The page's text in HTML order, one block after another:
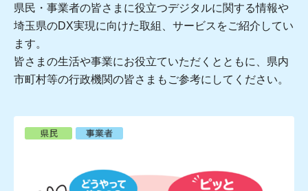
県民・事業者の皆さまに役立つデジタルに関する情報や
埼玉県のDX実現に向けた取組、サービスをご紹介してい
ます。
皆さまの生活や事業にお役立ていただくとともに、県内
市町村等の行政機関の皆さまもご参考にしてください。